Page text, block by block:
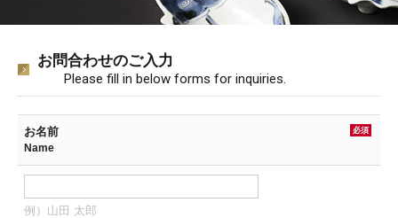
お問合わせのご入力
Please fill in below forms for inquiries.
お名前 必須
Name
例）山田 太郎